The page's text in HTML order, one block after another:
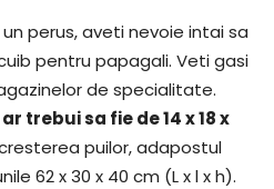
perus, aveti nevoie intai sa
pentru papagali. Veti gasi
de specialitate.
trebui sa fie de 14 x 18 x
puilor, adapostul
62 x 30 x 40 cm (L x l x h).